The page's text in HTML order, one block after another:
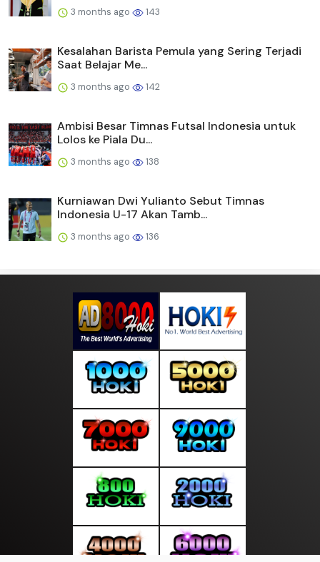
3 months ago 143
Kesalahan Barista Pemula yang Sering Terjadi
Saat Belajar Me...
3 months ago 142
Ambisi Besar Timnas Futsal Indonesia untuk
Lolos ke Piala Du...
3 months ago 138
Kurniawan Dwi Yulianto Sebut Timnas
Indonesia U-17 Akan Tamb...
3 months ago 136